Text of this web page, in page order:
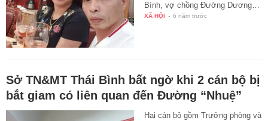
Bình, vợ chồng Đường Dương…
XÃ HỘI - 6 năm trước
Sở TN&MT Thái Bình bất ngờ khi 2 cán bộ bị
bắt giam có liên quan đến Đường “Nhuệ”
Hai cán bộ gồm Trưởng phòng và